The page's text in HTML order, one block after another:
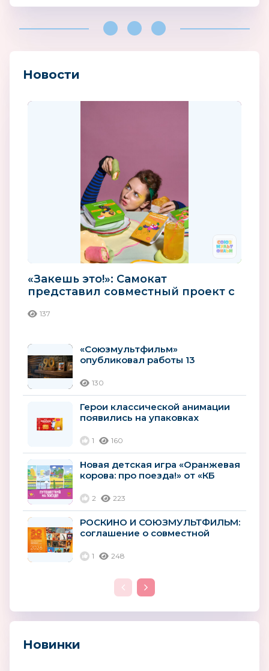
Новости
«Закешь это!»: Самокат
представил совместный проект с
летию...
137
«Союзмультфильм»
опубликовал работы 13
погоди!»:...
130
Герои классической анимации
появились на упаковках
1 160
Новая детская игра «Оранжевая
корова: про поезда!» от «КБ
«Союзмультфильма»...
2 223
РОСКИНО И СОЮЗМУЛЬТФИЛЬМ:
соглашение о совместной
«Союзмультфильму 90...
1 248
Новинки